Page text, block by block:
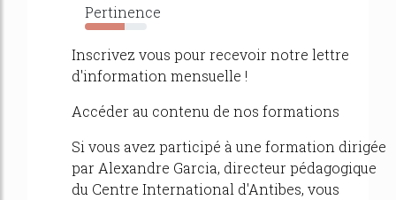
Pertinence
64%
Inscrivez vous pour recevoir notre lettre
d'information mensuelle !
Accéder au contenu de nos formations
Si vous avez participé à une formation dirigée
par Alexandre Garcia, directeur pédagogique
du Centre International d'Antibes, vous